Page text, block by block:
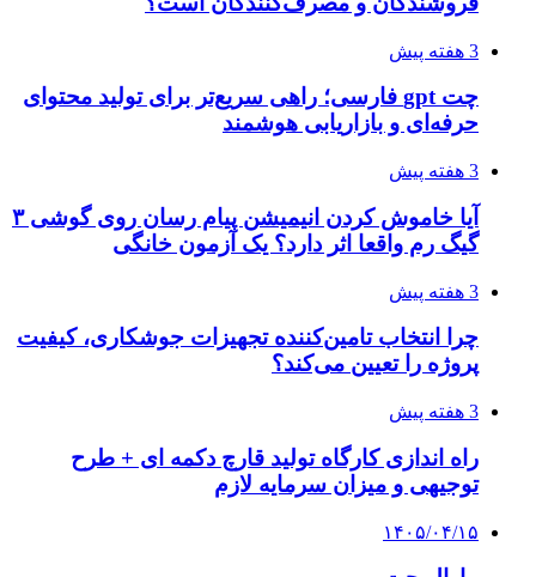
3 هفته پیش
چت gpt فارسی؛ راهی سریع‌تر برای تولید محتوای
حرفه‌ای و بازاریابی هوشمند
3 هفته پیش
آیا خاموش کردن انیمیشن پیام رسان روی گوشی ۳
گیگ رم واقعا اثر دارد؟ یک آزمون خانگی
3 هفته پیش
چرا انتخاب تامین‌کننده تجهیزات جوشکاری، کیفیت
پروژه را تعیین می‌کند؟
3 هفته پیش
راه اندازی کارگاه تولید قارچ دکمه ای + طرح
توجیهی و میزان سرمایه لازم
۱۴۰۵/۰۴/۱۵